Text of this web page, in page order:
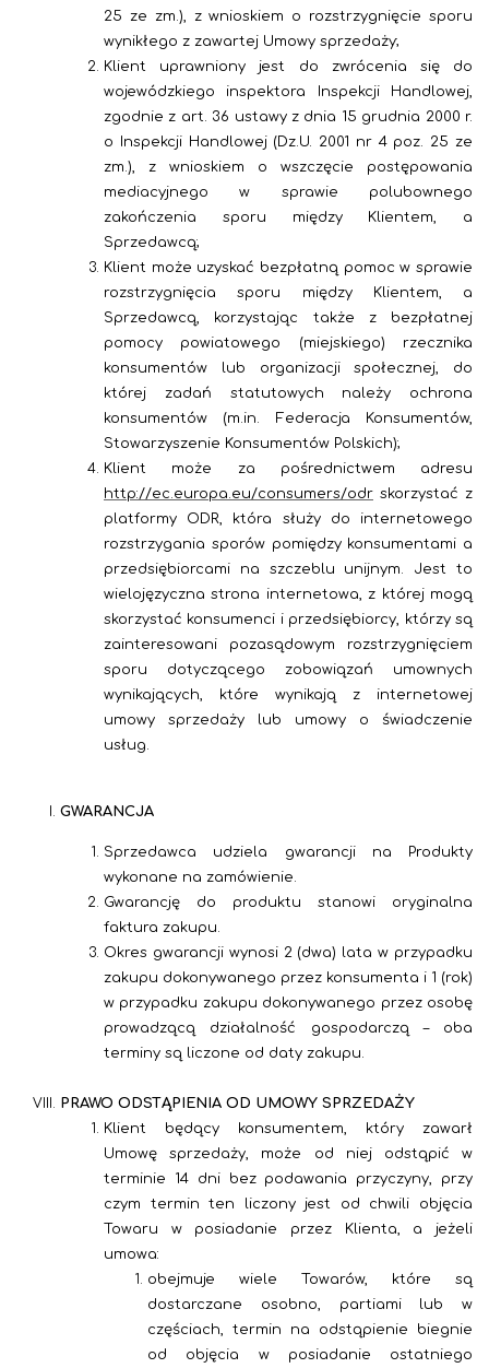
25 ze zm.), z wnioskiem o rozstrzygnięcie sporu
wynikłego z zawartej Umowy sprzedaży;
Klient uprawniony jest do zwrócenia się do
wojewódzkiego inspektora Inspekcji Handlowej,
zgodnie z art. 36 ustawy z dnia 15 grudnia 2000 r.
o Inspekcji Handlowej (Dz.U. 2001 nr 4 poz. 25 ze
zm.), z wnioskiem o wszczęcie postępowania
mediacyjnego w sprawie polubownego
zakończenia sporu między Klientem, a
Sprzedawcą;
Klient może uzyskać bezpłatną pomoc w sprawie
rozstrzygnięcia sporu między Klientem, a
Sprzedawcą, korzystając także z bezpłatnej
pomocy powiatowego (miejskiego) rzecznika
konsumentów lub organizacji społecznej, do
której zadań statutowych należy ochrona
konsumentów (m.in. Federacja Konsumentów,
Stowarzyszenie Konsumentów Polskich);
Klient może za pośrednictwem adresu
http://ec.europa.eu/consumers/odr skorzystać z
platformy ODR, która służy do internetowego
rozstrzygania sporów pomiędzy konsumentami a
przedsiębiorcami na szczeblu unijnym. Jest to
wielojęzyczna strona internetowa, z której mogą
skorzystać konsumenci i przedsiębiorcy, którzy są
zainteresowani pozasądowym rozstrzygnięciem
sporu dotyczącego zobowiązań umownych
wynikających, które wynikają z internetowej
umowy sprzedaży lub umowy o świadczenie
usług.
GWARANCJA
Sprzedawca udziela gwarancji na Produkty
wykonane na zamówienie.
Gwarancję do produktu stanowi oryginalna
faktura zakupu.
Okres gwarancji wynosi 2 (dwa) lata w przypadku
zakupu dokonywanego przez konsumenta i 1 (rok)
w przypadku zakupu dokonywanego przez osobę
prowadzącą działalność gospodarczą – oba
terminy są liczone od daty zakupu.
PRAWO ODSTĄPIENIA OD UMOWY SPRZEDAŻY
Klient będący konsumentem, który zawarł
Umowę sprzedaży, może od niej odstąpić w
terminie 14 dni bez podawania przyczyny, przy
czym termin ten liczony jest od chwili objęcia
Towaru w posiadanie przez Klienta, a jeżeli
umowa:
obejmuje wiele Towarów, które są
dostarczane osobno, partiami lub w
częściach, termin na odstąpienie biegnie
od objęcia w posiadanie ostatniego